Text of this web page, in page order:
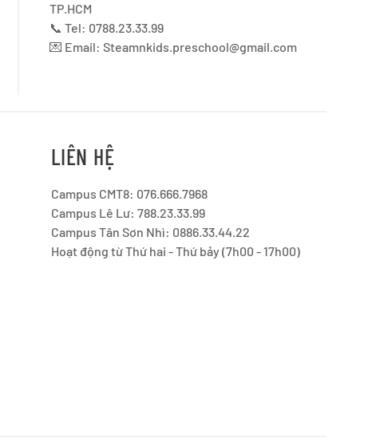
TP.HCM
📞 Tel: 0788.23.33.99
💌 Email:Steamnkids.preschool@gmail.com
LIÊN HỆ
Campus CMT8: 076.666.7968
Campus Lê Lư: 788.23.33.99
Campus Tân Sơn Nhì: 0886.33.44.22
Hoạt động từ Thứ hai - Thứ bảy (7h00 - 17h00)